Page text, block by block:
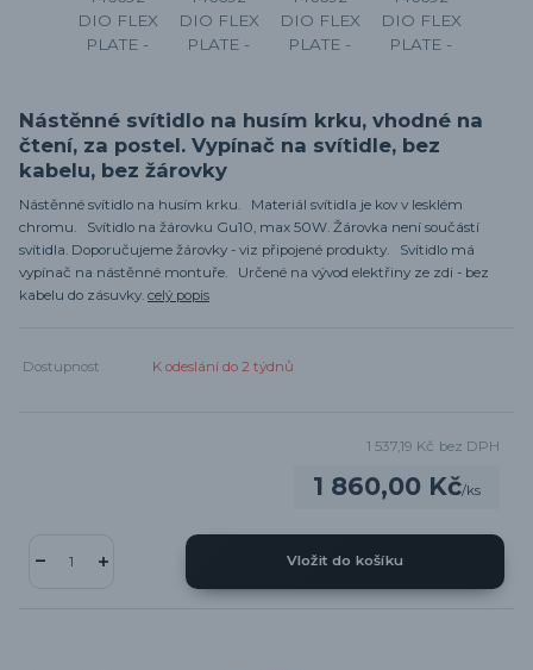
Nástěnné svítidlo na husím krku, vhodné na
čtení, za postel. Vypínač na svítidle, bez
kabelu, bez žárovky
Nástěnné svítidlo na husím krku. Materiál svítidla je kov v lesklém
chromu. Svítidlo na žárovku Gu10, max 50W. Žárovka není součástí
svítidla. Doporučujeme žárovky - viz připojené produkty. Svítidlo má
vypínač na nástěnné montuře. Určené na vývod elektřiny ze zdi - bez
kabelu do zásuvky. celý popis
Dostupnost K odeslání do 2 týdnů
1 860,00 Kč/ks
1 537,19 Kč bez DPH
Vložit do košíku